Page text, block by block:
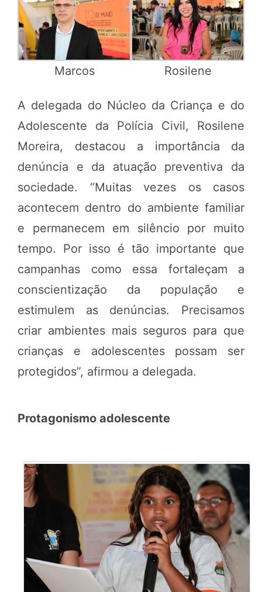
Marcos Rosilene
A delegada do Núcleo da Criança e do
Adolescente da Polícia Civil, Rosilene
Moreira, destacou a importância da
denúncia e da atuação preventiva da
sociedade. “Muitas vezes os casos
acontecem dentro do ambiente familiar
e permanecem em silêncio por muito
tempo. Por isso é tão importante que
campanhas como essa fortaleçam a
conscientização da população e
estimulem as denúncias. Precisamos
criar ambientes mais seguros para que
crianças e adolescentes possam ser
protegidos”, afirmou a delegada.
Protagonismo adolescente